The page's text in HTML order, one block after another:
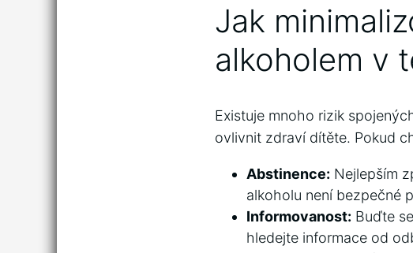
Jak
‍alkoholem⁢ v​
Existuje ⁤mnoho rizik
‌ovlivnit zdraví dítěte. Pokud
Abstinence: Nejlepším
alkoholu není bezpečné
Informovanost: ‍Buďte
hledejte informace od